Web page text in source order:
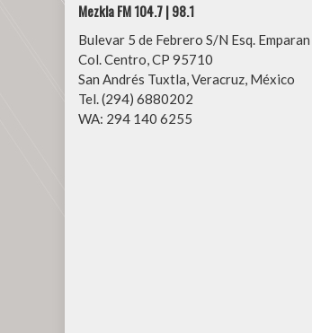
Mezkla FM 104.7 | 98.1
Bulevar 5 de Febrero S/N Esq. Emparan
Col. Centro, CP 95710
San Andrés Tuxtla, Veracruz, México
Tel. (294) 6880202
WA: 294 140 6255